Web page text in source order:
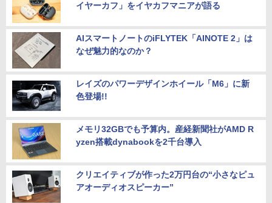
イヤーカフ」をイヤカフマニアが語る
AIスマートノートのiFLYTEK「AINOTE 2」は
なぜ魅力的なのか？
レイズのパワーデザインホイール「M6」に新
色登場!!
メモリ32GBでも予算内。産経新聞社がAMD R
yzen搭載dynabookを2千台導入
クリエイティブが作った2万円台の“小さなピュ
アオーディオスピーカー”